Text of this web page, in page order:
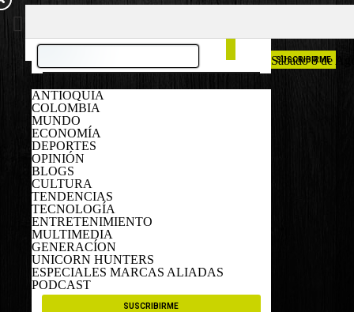
ANTIOQUIA
COLOMBIA
MUNDO
ECONOMÍA
DEPORTES
OPINIÓN
BLOGS
CULTURA
TENDENCIAS
TECNOLOGÍA
ENTRETENIMIENTO
MULTIMEDIA
GENERACÍON
UNICORN HUNTERS
ESPECIALES MARCAS ALIADAS
PODCAST
SUSCRIBIRME
Sábado 8 de
SUSCRIBIRME